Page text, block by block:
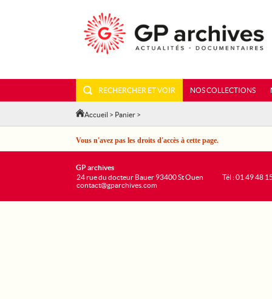
RECHERCHER ET VOIR NOS COLLECTIONS
Accueil > Panier >
Vous n'avez pas les droits d'accès à cette page.
GP archives
24 rue du docteur Bauer 93400 St Ouen
contact@gparchives.com
Tél : 01 49 48